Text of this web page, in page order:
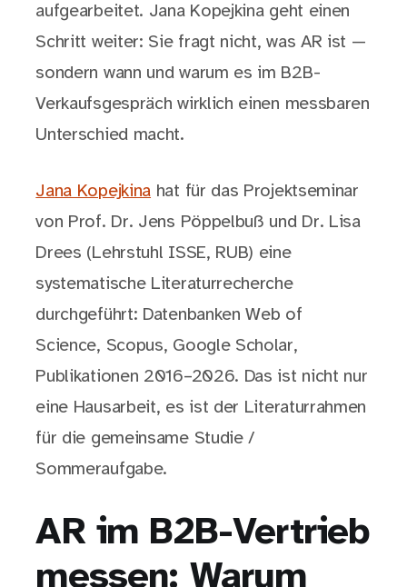
aufgearbeitet. Jana Kopejkina geht einen
Schritt weiter: Sie fragt nicht, was AR ist —
sondern wann und warum es im B2B-
Verkaufsgespräch wirklich einen messbaren
Unterschied macht.
Jana Kopejkina hat für das Projektseminar
von Prof. Dr. Jens Pöppelbuß und Dr. Lisa
Drees (Lehrstuhl ISSE, RUB) eine
systematische Literaturrecherche
durchgeführt: Datenbanken Web of
Science, Scopus, Google Scholar,
Publikationen 2016–2026. Das ist nicht nur
eine Hausarbeit, es ist der Literaturrahmen
für die gemeinsame Studie /
Sommeraufgabe.
AR im B2B-Vertrieb
messen: Warum